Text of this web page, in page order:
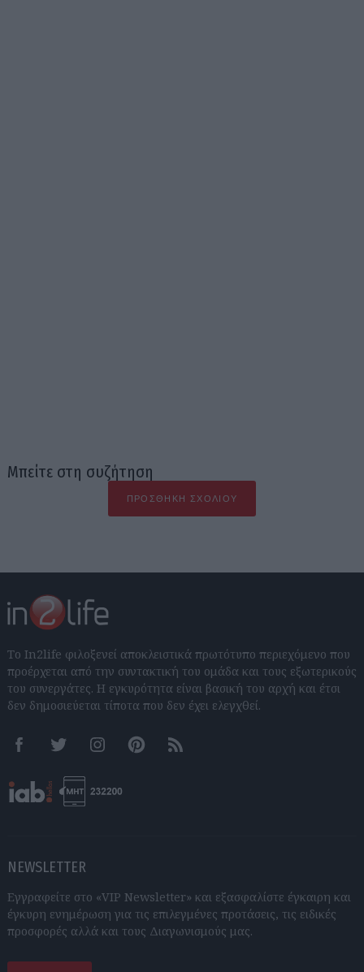
Μπείτε στη συζήτηση
ΠΡΟΣΘΉΚΗ ΣΧΟΛΊΟΥ
Το In2life φιλοξενεί αποκλειστικά πρωτότυπο περιεχόμενο που
προέρχεται από την συντακτική του ομάδα και τους εξωτερικούς
του συνεργάτες. Η εγκυρότητα είναι βασική του αρχή και έτσι
δεν δημοσιεύεται τίποτα που δεν έχει ελεγχθεί.
FacebookTwitter InstagramPinterestRSS feeds
NEWSLETTER
Εγγραφείτε στο «VIP Newsletter» και εξασφαλίστε έγκαιρη και
έγκυρη ενημέρωση για τις επιλεγμένες προτάσεις, τις ειδικές
προσφορές αλλά και τους Διαγωνισμούς μας.